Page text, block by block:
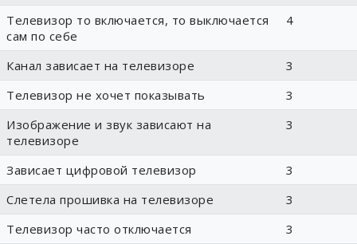
Телевизор то включается, то выключается
сам по себе
4
Канал зависает на телевизоре
3
Телевизор не хочет показывать
3
Изображение и звук зависают на
телевизоре
3
Зависает цифровой телевизор
3
Слетела прошивка на телевизоре
3
Телевизор часто отключается
3